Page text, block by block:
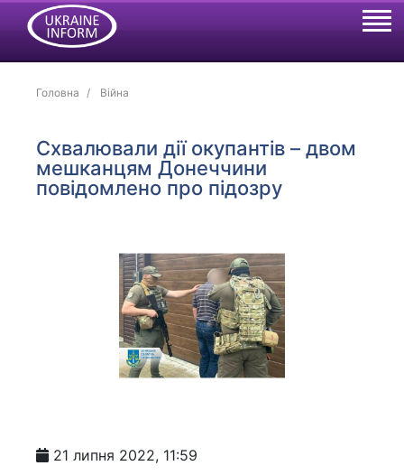
Головна Війна
Схвалювали дії окупантів – двом
мешканцям Донеччини
повідомлено про підозру
21 липня 2022, 11:59